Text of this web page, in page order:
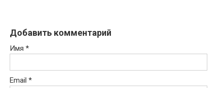
Добавить комментарий
Имя *
Email *